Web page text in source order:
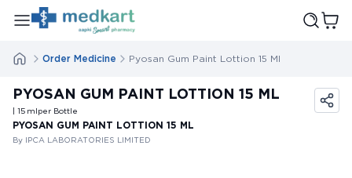
Order Medicine Pyosan Gum Paint Lottion 15 Ml
PYOSAN GUM PAINT LOTTION 15 ML
| 15 mlper Bottle
PYOSAN GUM PAINT LOTTION 15 ML
By IPCA LABORATORIES LIMITED